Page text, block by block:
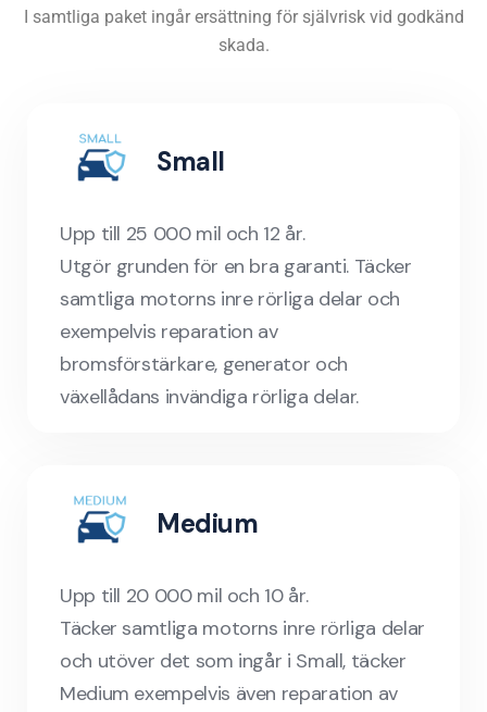
I samtliga paket ingår ersättning för självrisk vid godkänd
skada.
Small
Upp till 25 000 mil och 12 år.
Utgör grunden för en bra garanti. Täcker
samtliga motorns inre rörliga delar och
exempelvis reparation av
bromsförstärkare, generator och
växellådans invändiga rörliga delar.
Medium
Upp till 20 000 mil och 10 år.
Täcker samtliga motorns inre rörliga delar
och utöver det som ingår i Small, täcker
Medium exempelvis även reparation av